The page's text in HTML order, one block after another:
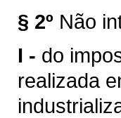
§ 2º Não
I - do
realizada